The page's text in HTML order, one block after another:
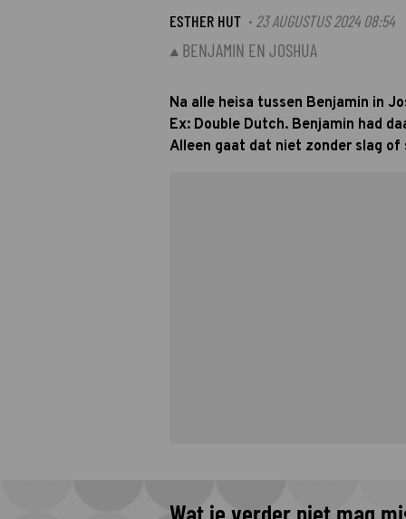
ESTHER HUT · 23 AUGUSTUS 2024 08:54
BENJAMIN EN JOSHUA
Na alle heisa tussen Benjamin in
Ex: Double Dutch. Benjamin had
Alleen gaat dat niet zonder slag of